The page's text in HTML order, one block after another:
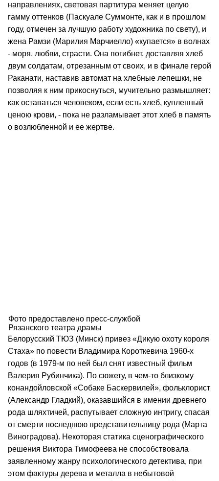
направлениях, световая партитура меняет целую
гамму оттенков (Паскуале Суммонте, как и в прошлом
году, отмечен за лучшую работу художника по свету), и
жена Рамзи (Марилия Марчиелло) «купается» в волнах
- моря, любви, страсти. Она погибнет, доставляя хлеб
двум солдатам, отрезанным от своих, и в финале герой
Раканати, наставив автомат на хлебные лепешки, не
позволяя к ним прикоснуться, мучительно размышляет:
как оставаться человеком, если есть хлеб, купленный
ценою крови, - пока не разламывает этот хлеб в память
о возлюбленной и ее жертве.
Фото предоставлено пресс-службой
Рязанского театра драмы
Белорусский ТЮЗ (Минск) привез «Дикую охоту короля
Стаха» по повести Владимира Короткевича 1960-х
годов (в 1979-м по ней был снят известный фильм
Валерия Рубинчика). По сюжету, в чем-то близкому
конандойловской «Собаке Баскервилей», фольклорист
(Александр Гладкий), оказавшийся в имении древнего
рода шляхтичей, распутывает сложную интригу, спасая
от смерти последнюю представительницу рода (Марта
Виноградова). Некоторая статика сценографического
решения Виктора Тимофеева не способствовала
заявленному жанру психологического детектива, при
этом фактуры дерева и металла в небытовой